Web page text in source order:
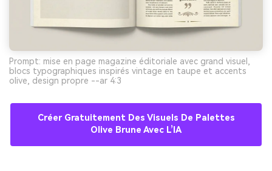
Prompt: mise en page magazine éditoriale avec grand visuel,
blocs typographiques inspirés vintage en taupe et accents
olive, design propre --ar 4:3
Créer Gratuitement Des Visuels De Palettes
Olive Brune Avec L’IA